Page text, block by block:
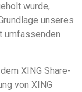
wurde,
unseres
umfassenden
XING Share-
von XING